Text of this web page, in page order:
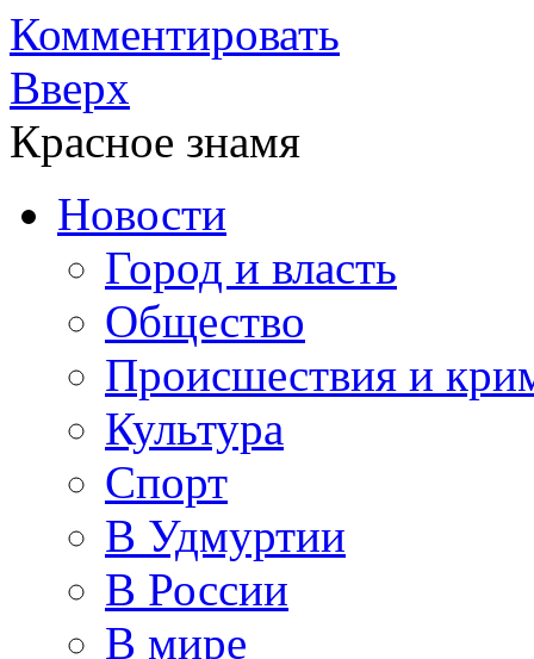
Комментировать
Вверх
Красное знамя
Новости
Город и власть
Общество
Происшествия и
Культура
Спорт
В Удмуртии
В России
В мире